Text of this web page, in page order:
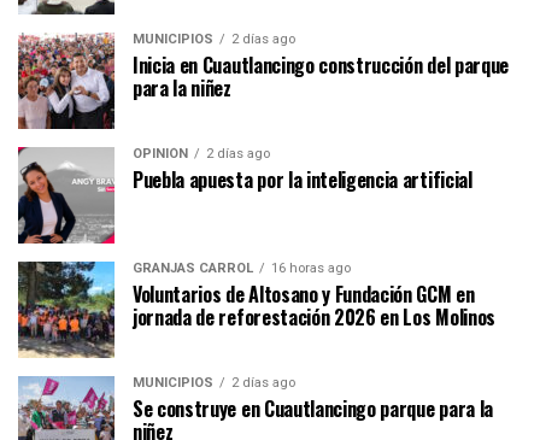
MUNICIPIOS 2 días ago
Inicia en Cuautlancingo construcción del parque
para la niñez
OPINIÓN 2 días ago
Puebla apuesta por la inteligencia artificial
GRANJAS CARROL 16 horas ago
Voluntarios de Altosano y Fundación GCM en
jornada de reforestación 2026 en Los Molinos
MUNICIPIOS 2 días ago
Se construye en Cuautlancingo parque para la
niñez